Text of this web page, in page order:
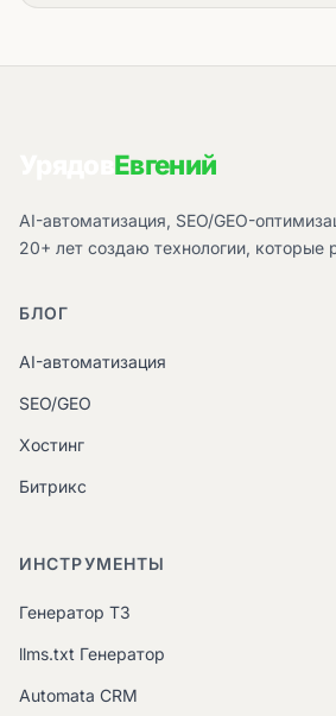
Евгений
AI-автоматизация, SEO/GEO-
20+ лет создаю технологии, которые
БЛОГ
AI-автоматизация
SEO/GEO
Хостинг
Битрикс
ИНСТРУМЕНТЫ
Генератор ТЗ
llms.txt Генератор
Automata CRM